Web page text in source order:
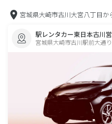
宮城県大崎市古川大宮八丁目か
駅レンタカー東日本古川
宮城県大崎市古川駅前大通